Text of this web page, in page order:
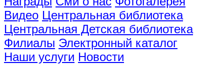
Видео Центральная библиотека
Центральная Детская библиотека
Филиалы Электронный каталог
Наши услуги Новости